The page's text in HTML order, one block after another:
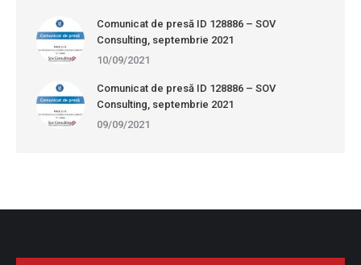
Comunicat de presă ID 128886 – SOV
Consulting, septembrie 2021
10/09/2021
Comunicat de presă ID 128886 – SOV
Consulting, septembrie 2021
09/09/2021